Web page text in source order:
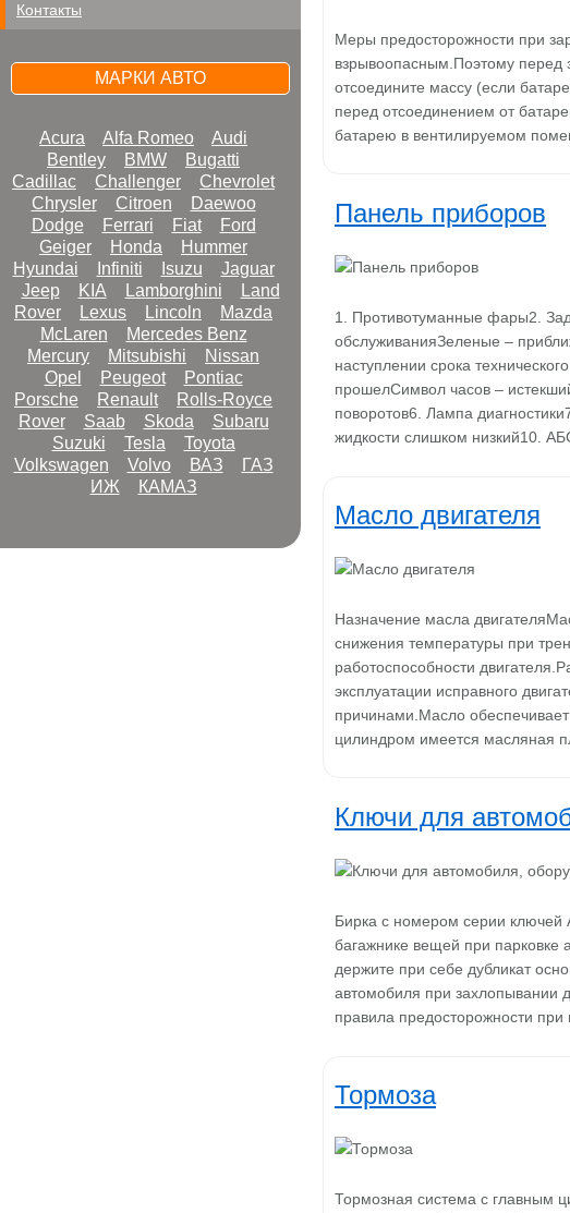
Контакты
МАРКИ АВТО
Acura Alfa Romeo
Audi
Bentley
BMW
Bugatti
Cadillac
Challenger
Chevrolet
Chrysler
Citroen
Daewoo
Dodge
Ferrari Fiat
Ford
Geiger
Honda
Hummer
Hyundai
Infiniti Isuzu
Jaguar
Jeep
KIA Lamborghini
Land
Rover
Lexus Lincoln
Mazda
McLaren
Mercedes Benz
Mercury
Mitsubishi
Nissan
Opel
Peugeot
Pontiac
Porsche
Renault
Rolls-Royce
Rover
Saab Skoda
Subaru
Suzuki
Tesla
Toyota
Volkswagen
Volvo ВАЗ
ГАЗ
ИЖ
КАМАЗ
Меры предосторожности при
взрывоопасным.Поэтому
отсоедините массу (если
перед отсоединением от
батарею в вентилируемом
Панель приборов
1. Противотуманные фары2.
обслуживанияЗеленые –
наступлении срока
прошелСимвол часов –
поворотов6. Лампа
жидкости слишком низкий10.
Масло двигателя
Назначение масла
снижения температуры при
работоспособности
эксплуатации исправного
причинами.Масло
цилиндром имеется масляная
Ключи для
Бирка с номером серии ключей
багажнике вещей при парковке
держите при себе дубликат
автомобиля при
правила предосторожности
Тормоза
Тормозная система с главным